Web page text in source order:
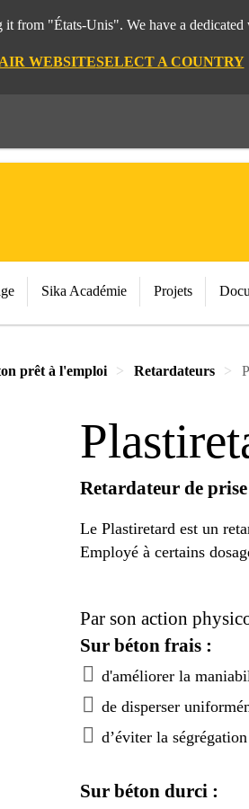
from "États-Unis". We have a
WEBSITESELECT A COUNTRY
Sika Académie Projets
prêt à l'emploi Retardateurs
Retardateur de
Le Plastiretard est un
Employé à certains
Par son action
Sur béton frais :
d'améliorer la
de disperser
d’éviter la
Sur béton durci :